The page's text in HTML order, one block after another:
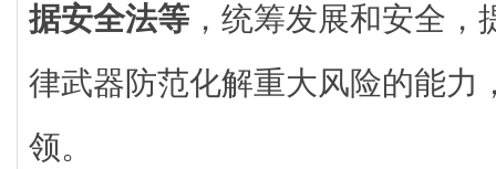
据安全法等 ，统筹发展和安全
律武器防范化解重大风险的能力
领。